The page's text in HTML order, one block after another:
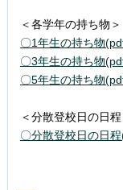
＜各学年の持ち物＞
〇1年生の持ち物
〇3年生の持ち物
〇5年生の持ち物
＜分散登校日の日程
〇分散登校日の日